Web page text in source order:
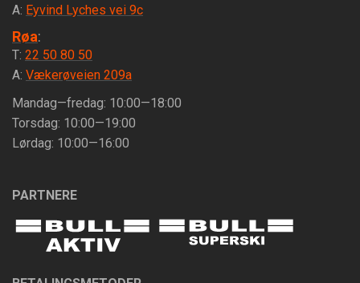
A: Eyvind Lyches vei 9c
Røa:
T: 22 50 80 50
A: Vækerøveien 209a
Mandag—fredag: 10:00—18:00
Torsdag: 10:00—19:00
Lørdag: 10:00—16:00
PARTNERE